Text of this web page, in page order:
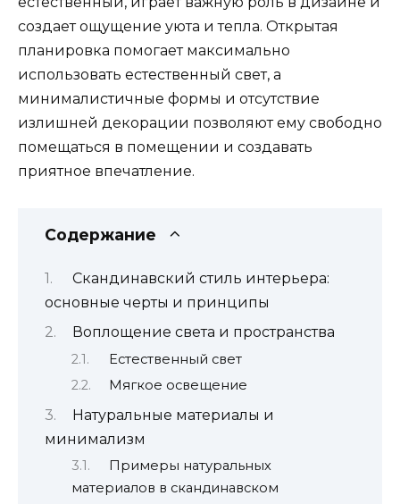
создает ощущение уюта и тепла. Открытая
планировка помогает максимально
использовать естественный свет, а
минималистичные формы и отсутствие
излишней декорации позволяют ему свободно
помещаться в помещении и создавать
приятное впечатление.
Содержание
Скандинавский стиль интерьера:
основные черты и принципы
Воплощение света и пространства
Естественный свет
Мягкое освещение
Натуральные материалы и
минимализм
Примеры натуральных
материалов в скандинавском